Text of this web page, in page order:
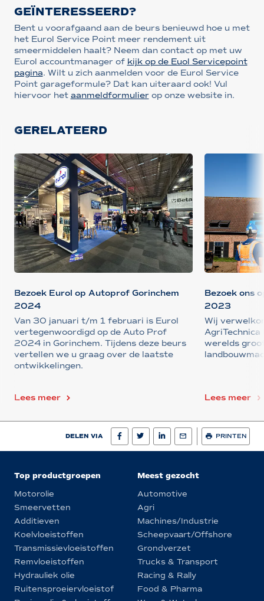
GEÏNTERESSEERD?
Bent u voorafgaand aan de beurs benieuwd hoe u met
het Eurol Service Point meer rendement uit
smeermiddelen haalt? Neem dan contact op met uw
Eurol accountmanager of kijk op de Euol Servicepoint
pagina. Wilt u zich aanmelden voor de Eurol Service
Point garageformule? Dat kan uiteraard ook! Vul
hiervoor het aanmeldformulierop onze website in.
GERELATEERD
Bezoek Eurol op Autoprof Gorinchem
2024
Van 30 januari t/m 1 februari is Eurol
vertegenwoordigd op de Auto Prof
2024 in Gorinchem. Tijdens deze beurs
vertellen we u graag over de laatste
ontwikkelingen.
Lees meer
Bezoek ons
2023
Wij
AgriTechnica
werelds
Lees meer
DELEN VIA PRINTEN
Top productgroepen
Motorolie
Smeervetten
Additieven
Koelvloeistoffen
Transmissievloeistoffen
Remvloeistoffen
Hydrauliek olie
Ruitensproeiervloeistof
Meest gezocht
Automotive
Agri
Machines/Industrie
Scheepvaart/Offshore
Grondverzet
Trucks & Transport
Racing & Rally
Food & Pharma